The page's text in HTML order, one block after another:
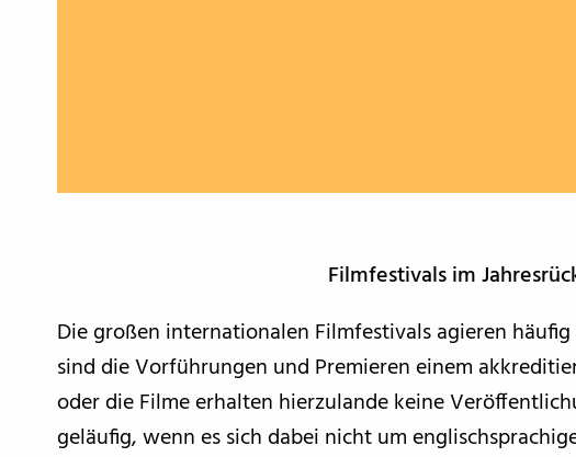
Filmfestivals im
Die großen internationalen Filmfestivals agieren
sind die Vorführungen und Premieren einem
oder die Filme erhalten hierzulande keine
geläufig, wenn es sich dabei nicht um